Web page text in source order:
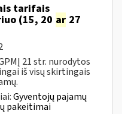
tarifais
(15, 20 ar 27
21 str. nurodytos
iš visų skirtingais
Gyventojų pajamų
pakeitimai